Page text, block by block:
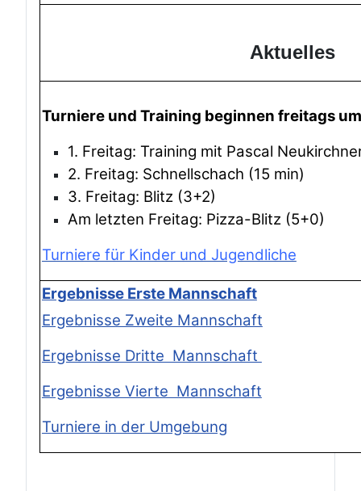
Aktuelles
Turniere und Training beginnen freitags
1. Freitag: Training mit Pascal
2. Freitag: Schnellschach (15 min)
3. Freitag: Blitz (3+2)
Am letzten Freitag: Pizza-Blitz (5+0)
Turniere für Kinder und Jugendliche
Ergebnisse Erste Mannschaft
Ergebnisse Zweite Mannschaft
Ergebnisse Dritte Mannschaft
Ergebnisse Vierte Mannschaft
Turniere in der Umgebung